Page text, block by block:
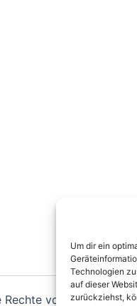
Um dir ein
Technologien
auf dieser
zurückziehst,
vorbehalten.